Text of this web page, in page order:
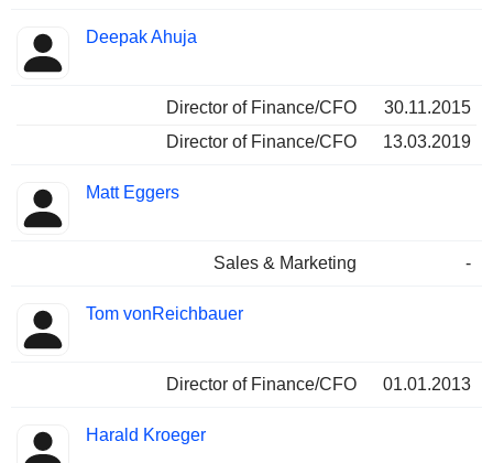
Deepak Ahuja
Director of Finance/CFO
30.11.2015
Director of Finance/CFO
13.03.2019
Matt Eggers
Sales & Marketing -
Tom vonReichbauer
Director of Finance/CFO 01.01.2013
Harald Kroeger